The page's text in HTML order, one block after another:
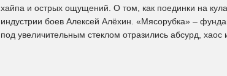
хайпа и острых ощущений. О том, как поединки на
индустрии боев Алексей Алёхин. «Мясорубка» –
под увеличительным стеклом отразились абсурд, хаос